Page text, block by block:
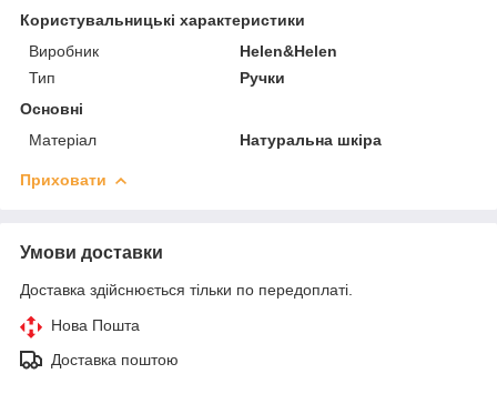
Користувальницькі характеристики
Виробник
Helen&Helen
Тип
Ручки
Основні
Матеріал
Натуральна шкіра
Приховати
Умови доставки
Доставка здійснюється тільки по передоплаті.
Нова Пошта
Доставка поштою